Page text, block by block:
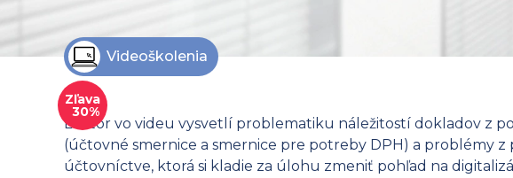
Videoškolenia
Zľava
30%
Lektor vo videu vysvetlí problematiku náležitostí dokladov z
(účtovné smernice a smernice pre potreby DPH) a problémy
účtovníctve, ktorá si kladie za úlohu zmeniť pohľad na